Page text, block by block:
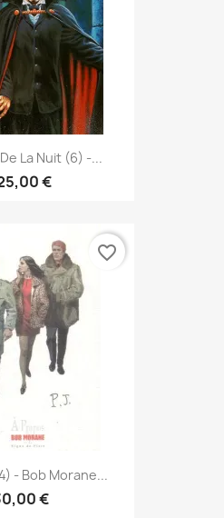
La Nuit (6) -...
€
- Bob Morane...
€
favorite_border